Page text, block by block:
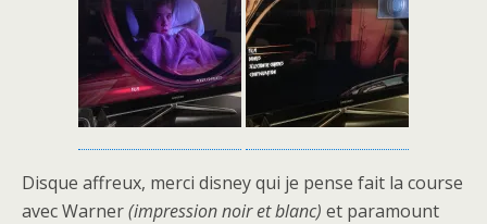
Disque affreux, merci disney qui je pense fait la course
avec Warner(impression noir et blanc) et paramount